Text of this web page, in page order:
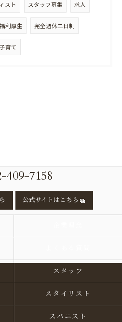
スト スタッフ募集 求人
福利厚生 完全週休二日制
子育て
409-7158
公式サイトはこちら
スタッフ
スタイリスト
スパニスト